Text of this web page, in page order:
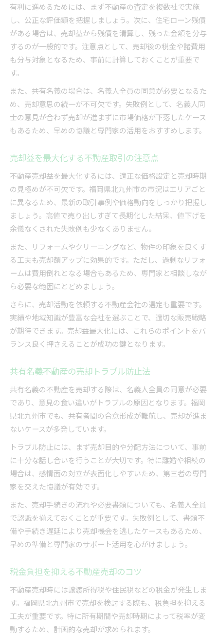
有利に進めるためには、まず不動産の査定を複数社で実施
し、公正な評価額を把握しましょう。次に、住宅ローン残債
がある場合は、売却益から残債を清算し、残った金額を分与
するのが一般的です。注意点として、売却後の税金や諸費用
も分与対象となるため、事前に計算しておくことが重要で
す。
また、共有名義の場合は、名義人全員の同意が必要となるた
め、売却意思の統一が不可欠です。失敗例として、名義人同
士の意見が合わず売却が進まずに市場価格が下落したケース
もあるため、早めの協議と専門家の活用をおすすめします。
売却益を最大化する不動産取引の注意点
不動産売却益を最大化するには、適正な価格設定と売却時期
の見極めが不可欠です。福岡県北九州市の市況はエリアごと
に異なるため、最新の取引事例や価格動向をしっかり把握し
ましょう。高値で売り出しすぎて長期化した結果、値下げを
余儀なくされた失敗例も少なくありません。
また、リフォームやクリーニングなど、物件の印象を良くす
る工夫も売却額アップに効果的です。ただし、過剰なリフォ
ームは費用倒れとなる場合もあるため、専門家と相談しなが
ら必要な範囲にとどめましょう。
さらに、売却活動を依頼する不動産会社の選定も重要です。
実績や地域知識が豊富な会社を選ぶことで、適切な販売戦略
が期待できます。売却益最大化には、これらのポイントをバ
ランス良く押さえることが成功の鍵となります。
共有名義不動産の売却トラブル防止法
共有名義の不動産を売却する際は、名義人全員の同意が必要
であり、意見の食い違いがトラブルの原因となります。福岡
県北九州市でも、共有者間の合意形成が難航し、売却が進ま
ないケースが多発しています。
トラブル防止には、まず売却目的や分配方法について、事前
に十分な話し合いを行うことが大切です。特に離婚や相続の
場合は、感情面の対立が表面化しやすいため、第三者の専門
家を交えた協議が有効です。
また、売却手続きの流れや必要書類についても、名義人全員
で認識を揃えておくことが重要です。失敗例として、書類不
備や手続き遅延により売却機会を逃したケースもあるため、
早めの準備と専門家のサポート活用を心がけましょう。
税金負担を抑える不動産売却のコツ
不動産売却時には譲渡所得税や住民税などの税金が発生しま
す。福岡県北九州市で売却を検討する際も、税負担を抑える
工夫が重要です。特に所有期間や売却時期によって税率が変
動するため、計画的な売却が求められます。